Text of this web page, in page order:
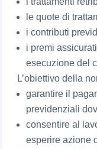
le quote di
i contributi
i premi
esecuzione del
L’obiettivo della
garantire il
previdenziali
consentire al
esperire azione